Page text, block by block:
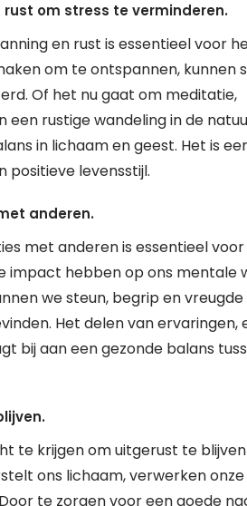
om stress te verminderen.
en rust is essentieel voor
om te ontspannen, kunnen
Of het nu gaat om meditatie,
rustige wandeling in de
in lichaam en geest. Het is
positieve levensstijl.
anderen.
met anderen is essentieel
impact hebben op ons mentale
we steun, begrip en vreugde
Het delen van ervaringen,
bij aan een gezonde balans
te krijgen om uitgerust te
ons lichaam, verwerken
te zorgen voor een goede